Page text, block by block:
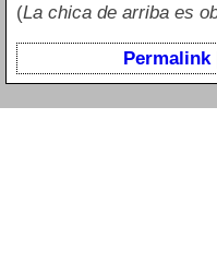
(La chica de arriba es
Permalink